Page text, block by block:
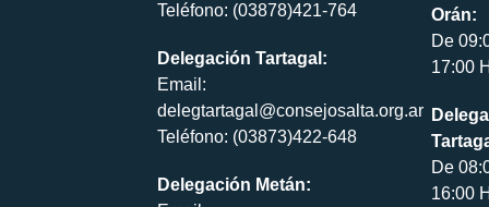
Teléfono: (03878)421-764
Delegación Tartagal:
Email:
delegtartagal@consejosalta.org.ar
Teléfono: (03873)422-648
Delegación Metán:
Orán:
De
17:00
De
16:00